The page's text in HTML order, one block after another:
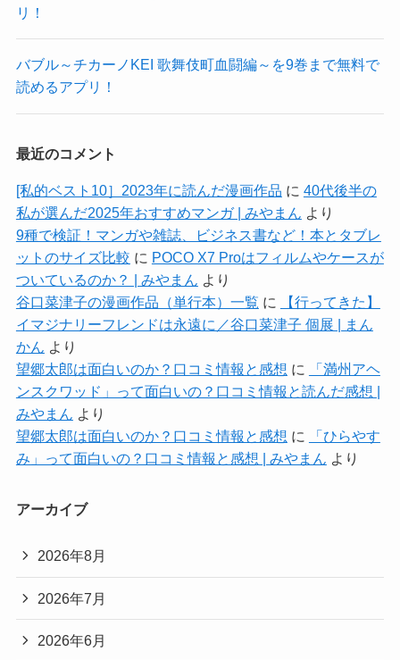
リ！
バブル～チカーノKEI 歌舞伎町血闘編～を9巻まで無料で
読めるアプリ！
最近のコメント
[私的ベスト10］2023年に読んだ漫画作品 に 40代後半の
私が選んだ2025年おすすめマンガ | みやまん より
9種で検証！マンガや雑誌、ビジネス書など！本とタブレ
ットのサイズ比較 に POCO X7 Proはフィルムやケースが
ついているのか？ | みやまん より
谷口菜津子の漫画作品（単行本）一覧 に
【行ってきた】
イマジナリーフレンドは永遠に／谷口菜津子 個展 | まん
かん より
望郷太郎は面白いのか？口コミ情報と感想 に
「満州アヘ
ンスクワッド」って面白いの？口コミ情報と読んだ感想 |
みやまん より
望郷太郎は面白いのか？口コミ情報と感想 に
「ひらやす
み」って面白いの？口コミ情報と感想 | みやまん より
アーカイブ
2026年8月
2026年7月
2026年6月